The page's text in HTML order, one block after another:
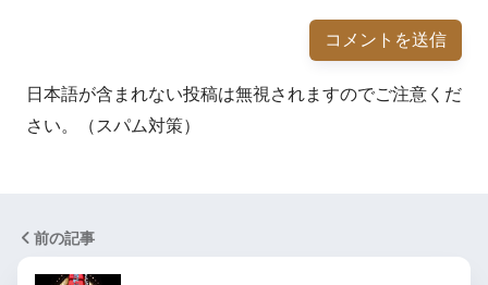
日本語が含まれない投稿は無視されますのでご注意くだ
さい。（スパム対策）
前の記事